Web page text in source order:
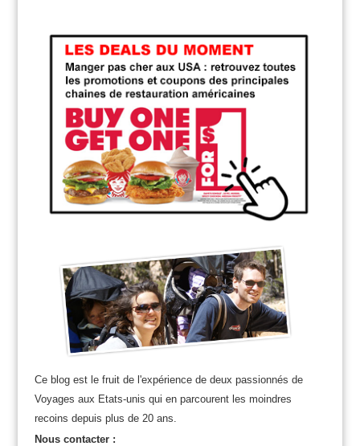
Ce blog est le fruit de l'expérience de deux passionnés de
Voyages aux Etats-unis qui en parcourent les moindres
recoins depuis plus de 20 ans.
Nous contacter :